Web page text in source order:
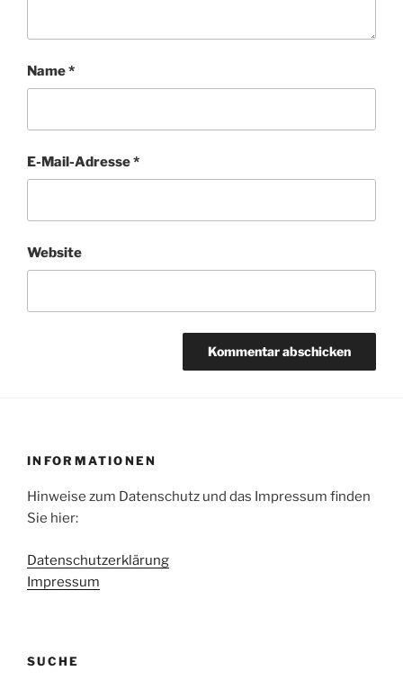
Name*
E-Mail-Adresse*
Website
INFORMATIONEN
Hinweise zum Datenschutz und das Impressum finden
Sie hier:
Datenschutzerklärung
Impressum
SUCHE